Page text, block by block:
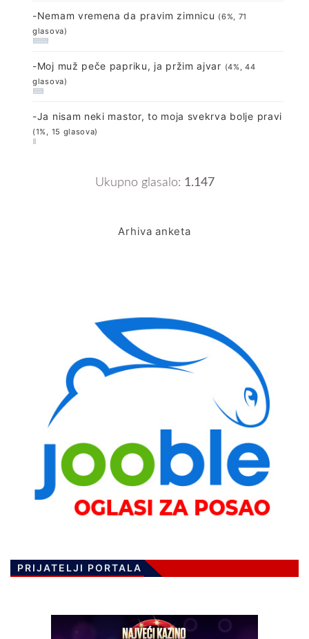
-Nemam vremena da pravim zimnicu (6%, 71
glasova)
-Moj muž peče papriku, ja pržim ajvar (4%, 44
glasova)
-Ja nisam neki mastor, to moja svekrva bolje pravi
(1%, 15 glasova)
Ukupno glasalo: 1.147
Arhiva anketa
PRIJATELJI PORTALA